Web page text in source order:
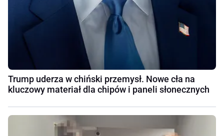
Trump uderza w chiński przemysł. Nowe cła na
kluczowy materiał dla chipów i paneli słonecznych